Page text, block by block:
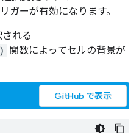
リガーが有効になります。
れる
関数によってセルの背景が
GitHub で表示